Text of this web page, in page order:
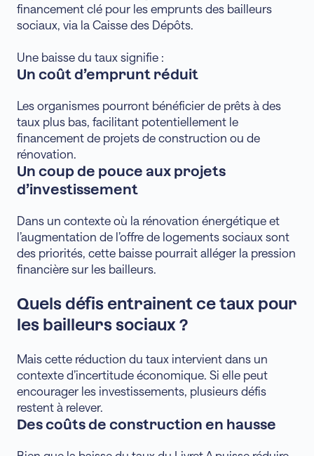
financement clé pour les emprunts des bailleurs
sociaux, via la Caisse des Dépôts.
Une baisse du taux signifie :
Un coût d’emprunt réduit
Les organismes pourront bénéficier de prêts à des
taux plus bas, facilitant potentiellement le
financement de projets de construction ou de
rénovation.
Un coup de pouce aux projets
d’investissement
Dans un contexte où la rénovation énergétique et
l’augmentation de l’offre de logements sociaux sont
des priorités, cette baisse pourrait alléger la pression
financière sur les bailleurs.
Quels défis entrainent ce taux pour
les bailleurs sociaux ?
Mais cette réduction du taux intervient dans un
contexte d’incertitude économique. Si elle peut
encourager les investissements, plusieurs défis
restent à relever.
Des coûts de construction en hausse